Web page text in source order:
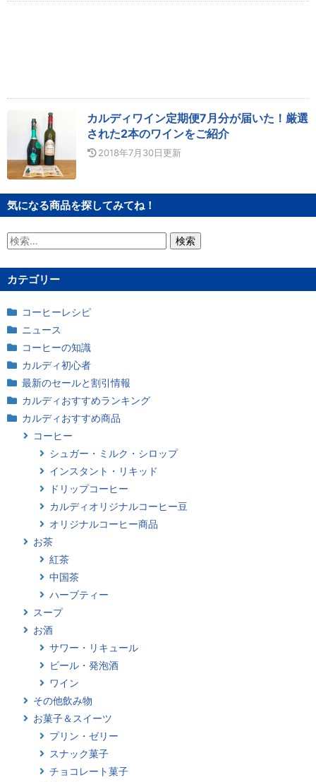
カルディワイン定期便7月分が届いた！厳選
された2本のワインをご紹介
2018年7月30日更新
気になる商品を探してみてね！
検
カテゴリー
コーヒーレシピ
ニュース
コーヒーの知識
カルディ初心者
最新のセールと割引情報
カルディおすすめランキング
カルディおすすめ商品
コーヒー
シュガー・ミルク・シロップ
インスタント・リキッド
ドリップコーヒー
カルディオリジナルコーヒー豆
オリジナルコーヒー商品
お茶
紅茶
中国茶
ハーブティー
スープ
お酒
サワー・リキュール
ビール・発泡酒
ワイン
その他飲み物
お菓子＆スイーツ
プリン・ゼリー
スナック菓子
チョコレート菓子